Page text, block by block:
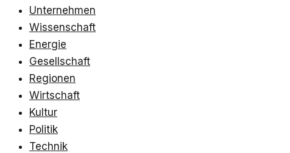
Unternehmen
Wissenschaft
Energie
Gesellschaft
Regionen
Wirtschaft
Kultur
Politik
Technik